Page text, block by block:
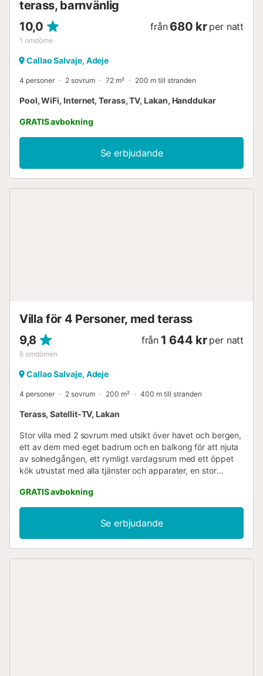
terass, barnvänlig
10,0
1 omdöme
från 680 kr per natt
Callao Salvaje, Adeje
4 personer 2 sovrum 72 m² 200 m till stranden
Pool, WiFi, Internet, Terass, TV, Lakan, Handdukar
GRATIS avbokning
Se erbjudande
Villa för 4 Personer, med terass
9,8
8 omdömen
från 1 644 kr per natt
Callao Salvaje, Adeje
4 personer 2 sovrum 200 m² 400 m till stranden
Terass, Satellit-TV, Lakan
Stor villa med 2 sovrum med utsikt över havet och bergen,
ett av dem med eget badrum och en balkong för att njuta
av solnedgången, ett rymligt vardagsrum med ett öppet
kök utrustat med alla tjänster och apparater, en stor
njuta av grillen. Huset har en terrass i den breda delen för
att njuta av solnedgångar och nätter med vacker utsikt
över havet och ön La Gomera, utan tvekan en miljö för att
koppla bort och njuta av det underbara klimatet på ön
Teneriffa. Huset har Wifi-tjänst, satellit-TV på olika språk,
GRATIS avbokning
Se erbjudande